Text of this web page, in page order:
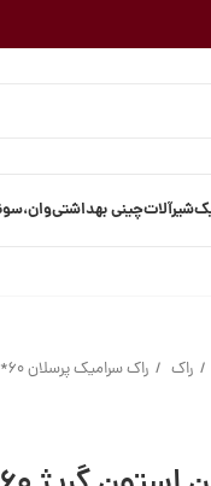
شیرآلاتچینی بهداشتی
راک راک سرامیک پرسلان 60*120